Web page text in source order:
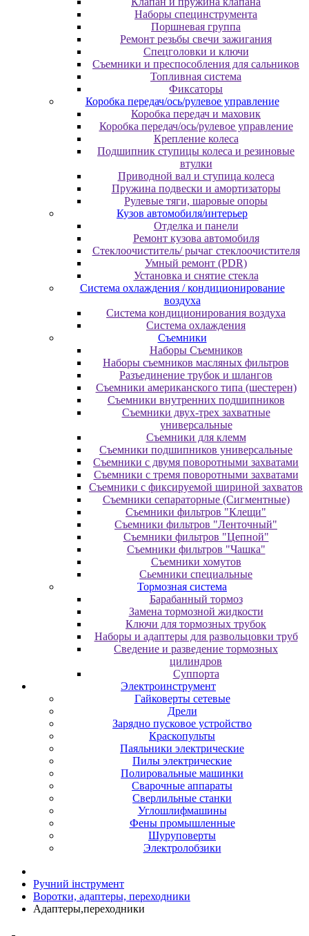
Наборы специнструмента
Поршневая группа
Ремонт резьбы свечи зажигания
Спецголовки и ключи
Съемники и преспособления для сальников
Топливная система
Фиксаторы
Коробка передач/ось/рулевое управление
Коробка передач и маховик
Коробка передач/ось/рулевое управление
Крепление колеса
Подшипник ступицы колеса и резиновые
втулки
Приводной вал и ступица колеса
Пружина подвески и амортизаторы
Рулевые тяги, шаровые опоры
Кузов автомобиля/интерьер
Отделка и панели
Ремонт кузова автомобиля
Стеклоочиститель/ рычаг стеклоочистителя
Умный ремонт (PDR)
Установка и снятие стекла
Система охлаждения / кондиционирование
воздуха
Система кондиционирования воздуха
Система охлаждения
Съемники
Наборы Съемников
Наборы съемников масляных фильтров
Разъединение трубок и шлангов
Съемники американского типа (шестерен)
Съемники внутренних подшипников
Съемники двух-трех захватные
универсальные
Съемники для клемм
Съемники подшипников универсальные
Съемники с двумя поворотными захватами
Съемники с тремя поворотными захватами
Съемники с фиксируемой шириной захватов
Съемники сепараторные (Сигментные)
Съемники фильтров "Клещи"
Съемники фильтров "Ленточный"
Съемники фильтров "Цепной"
Съемники фильтров "Чашка"
Съемники хомутов
Сьемники специальные
Тормозная система
Барабанный тормоз
Замена тормозной жидкости
Ключи для тормозных трубок
Наборы и адаптеры для развольцовки труб
Сведение и разведение тормозных
цилиндров
Суппорта
Электроинструмент
Гайковерты сетевые
Дрели
Зарядно пусковое устройство
Краскопульты
Паяльники электрические
Пилы электрические
Полировальные машинки
Сварочные аппараты
Сверлильные станки
Углошлифмашины
Фены промышленные
Шуруповерты
Электролобзики
Ручний інструмент
Воротки, адаптеры, переходники
Адаптеры,переходники